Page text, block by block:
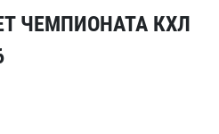
ЧЕМПИОНАТА КХЛ